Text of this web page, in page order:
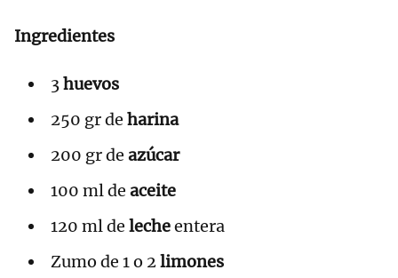
Ingredientes
3huevos
250 gr de harina
200 gr de azúcar
100 ml de aceite
120 ml de lecheentera
Zumo de 1 o 2 limones